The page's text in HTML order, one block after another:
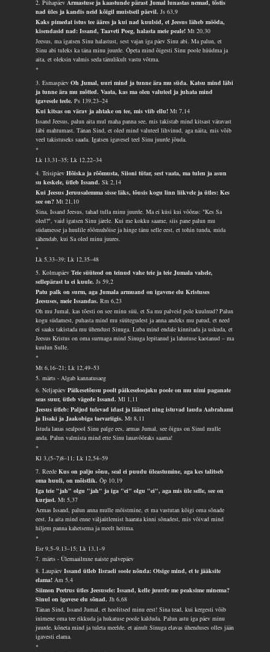
2. PühapäevArmastuse ja kaastunde pärast Jumal lunastas nemad, tõstis
nad üles ja kandis neid kõigil muistseil päevil.Js 63,9
Kaks pimedat istus tee ääres ja kui nad kuulsid, et Jeesus läheb mööda,
kisendasid nad: Issand, Taaveti Poeg, halasta meie peale!Mt 20,30
Jeesus, ma igatsen Sinu halastust, sest vajan iga päev Sinu abi. Ma palun, et
Sinu abi tuleks ka täna minu juurde. Õpeta mind õigesti Sinu poole hüüdma ja
aita, et oleksin valmis seda tänulikult vastu võtma.
*
3. EsmaspäevOh Jumal, uuri mind ja tunne ära mu süda. Katsu mind läbi
ja tunne ära mu mõtted. Vaata, kas ma olen valuteel ja juhata mind
igavesele teele.Ps 139,23–24
Kui kitsas on värav ja ahtake on tee, mis viib ellu!Mt 7,14
Issand Jeesus, palun aita mul maha panna see, mis takistab mind kitsast väravast
läbi mahtumast. Tänan Sind, et oled mind valuteel lihvinud, aga näita, mis võib
veel takistuseks saada. Igatsen igavesel teel Sinu juurde jõuda.
*
Lk 13,31–35; Lk 12,22–34
4. TeisipäevHõiska ja rõõmusta, Siioni tütar, sest vaata, ma tulen ja asun
su keskele, ütleb Issand.Sk 2,14
Kui Jeesus Jeruusalemma sisse läks, tõusis kogu linn liikvele ja ütles: Kes
see on?Mt 21,10
Sina, Issand Jeesus, tahad tulla minu juurde. Ma ei küsi kui võõras: "Kes Sa
oled?", vaid igatsen Sinu järele. Kui me kokku saame, siis pane palun mu
südamesse ja huulile rõõmuhõise ja hinge tänu selle eest, et tohin tunda, mida
tähendab, kui Sa oled minu juures.
*
Lk 5,33–39; Lk 12,35–48
5. KolmapäevTeie süüteod on teinud vahe teie ja teie Jumala vahele,
sellepärast ta ei kuule.Js 59,2
Patu palk on surm, aga Jumala armuand on igavene elu Kristuses
Jeesuses, meie Issandas.Rm 6,23
Oh mu Jumal, kas tõesti on see minu süü, et Sa mu palveid pole kuulnud? Palun
kogu südamest, puhasta mind mu süütegudest ja anna andeks mu patud, et need
ei saaks takistada mu ühendust Sinuga. Luba mind endale kinnitada ja uskuda, et
Jeesus Kristus on oma surmaga mind Sinuga lepitanud ja lahutuse kaotanud – ma
kuulun Sulle.
*
Mt 6,16–21; Lk 12,49–53
5. märts - Algab kannatusaeg
6. NeljapäevPäikesetõusu poolt päikeseloojaku poole on mu nimi paganate
seas suur, ütleb vägede Issand.Ml 1,11
Jeesus ütleb: Paljud tulevad idast ja läänest ning istuvad lauda Aabrahami
ja Iisaki ja Jaakobiga taevariigis.Mt 8,11
Istuda lauas sealpool Sinu palge ees, armas Jumal, see õigus on Sinul mulle
anda. Palun valmista mind ette Sinu lauavõõraks saama!
*
Kl 3,(5–7)8–11; Lk 12,54–59
7. ReedeKus on palju sõnu, seal ei puudu üleastumine, aga kes talitseb
oma huuli, on mõistlik.Õp 10,19
Iga teie "jah" olgu "jah" ja iga "ei" olgu "ei", aga mis üle selle, see on
kurjast.Mt 5,37
Armas Issand, palun anna mulle mõistmine, et ma vastutan kõigi oma sõnade
eest. Ja aita mind enne väljaütlemist haarata kinni sõnadest, mis võivad mind
hiljem panna kahetsema ja meelt heitma.
*
Esr 9,5–9.13–15; Lk 13,1–9
7. märts - Ülemaailmne naiste palvepäev
8. LaupäevIssand ütleb Iisraeli soole nõnda: Otsige mind, et te jääksite
elama!Am 5,4
Siimon Peetrus ütles Jeesusele: Issand, kelle juurde me peaksime minema?
Sinul on igavese elu sõnad.Jh 6,68
Tänan Sind, Issand Jumal, et hoolitsed minu eest! Sina tead, kui kergesti võib
inimene oma tee rikkuda ja hukatuse poole kalduda. Palun astu iga päev minu
juurde, kõneta mind ja tuleta meelde, et ainult Sinuga elavas ühenduses olles jään
igavesti elama.
*